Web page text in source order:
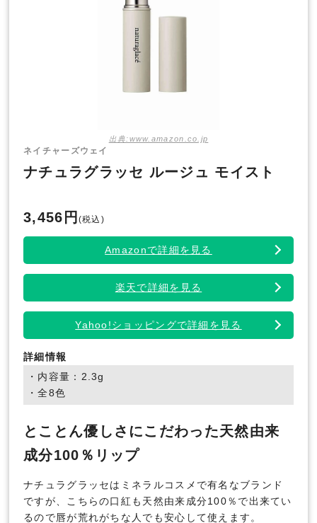
出典:www.amazon.co.jp
ネイチャーズウェイ
ナチュラグラッセ ルージュ モイスト
3,456円 (税込)
Amazonで詳細を見る
楽天で詳細を見る
Yahoo!ショッピングで詳細を見る
詳細情報
・内容量：2.3g
・全8色
とことん優しさにこだわった天然由来
成分100％リップ
ナチュラグラッセはミネラルコスメで有名なブランド
ですが、こちらの口紅も天然由来成分100％で出来てい
るので唇が荒れがちな人でも安心して使えます。